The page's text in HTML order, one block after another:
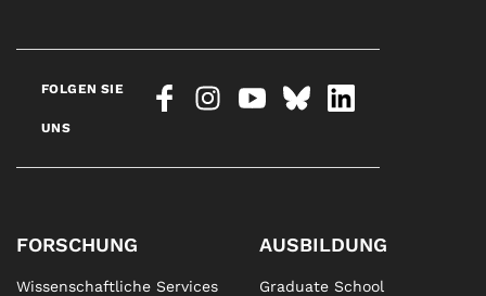
FOLGEN SIE
UNS
FORSCHUNG
Wissenschaftliche Services
AUSBILDUNG
Graduate School